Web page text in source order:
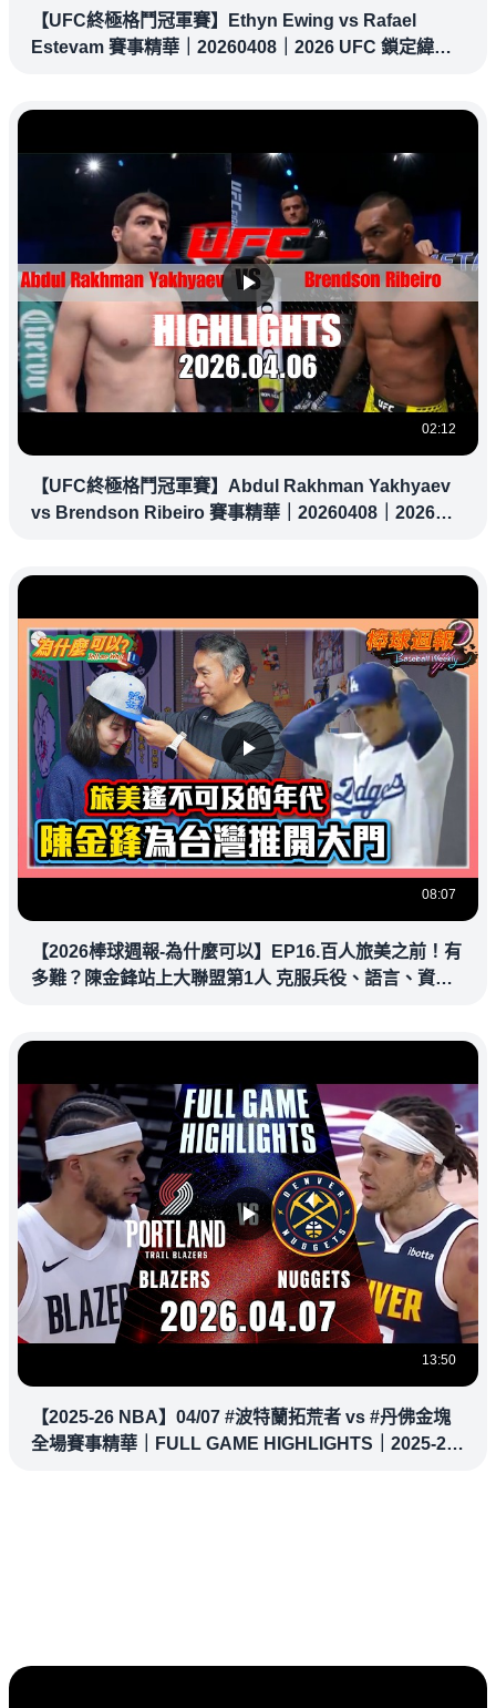
【UFC終極格鬥冠軍賽】Ethyn Ewing vs Rafael
Estevam 賽事精華｜20260408｜2026 UFC 鎖定緯
02:12
【UFC終極格鬥冠軍賽】Abdul Rakhman Yakhyaev
vs Brendson Ribeiro 賽事精華｜20260408｜2026
08:07
【2026棒球週報-為什麼可以】EP16.百人旅美之前！有
多難？陳金鋒站上大聯盟第1人 克服兵役、語言、資訊
13:50
【2025-26 NBA】04/07 #波特蘭拓荒者 vs #丹佛金塊
全場賽事精華｜FULL GAME HIGHLIGHTS｜2025-26